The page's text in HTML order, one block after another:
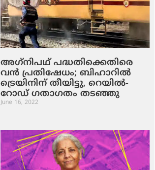
അഗ്‌നിപഥ് പദ്ധതിക്കെതിരെ
വന്‍ പ്രതിഷേധം; ബിഹാറില്‍
ട്രെയിനിന് തീയിട്ടു, റെയില്‍-
റോഡ് ഗതാഗതം തടഞ്ഞു
June 16, 2022